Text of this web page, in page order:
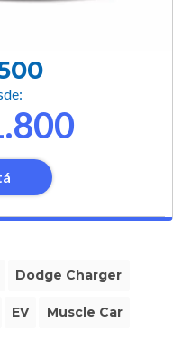
Dodge Charger
EV Muscle Car